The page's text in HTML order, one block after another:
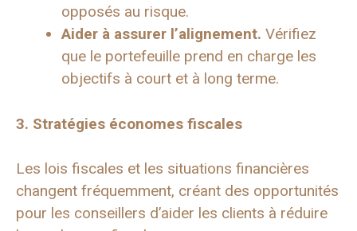
opposés au risque.
Aider à assurer l’alignement. Vérifiez
que le portefeuille prend en charge les
objectifs à court et à long terme.
3. Stratégies économes fiscales
Les lois fiscales et les situations financières
changent fréquemment, créant des opportunités
pour les conseillers d’aider les clients à réduire